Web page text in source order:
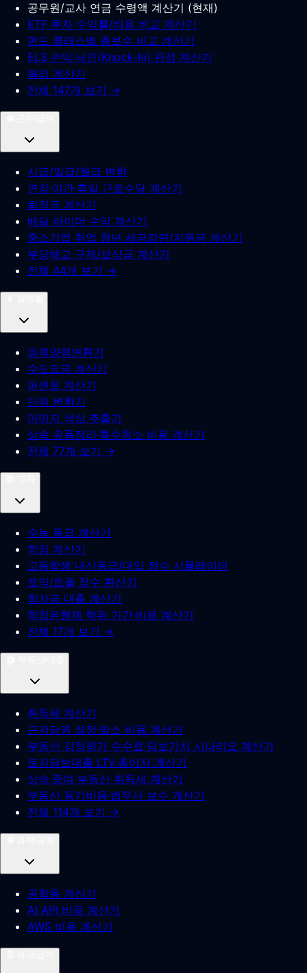
공무원/교사 연금 수령액 계산기 (현재)
ETF 투자 수익률/비용 비교 계산기
펀드 클래스별 총보수 비교 계산기
ELS 손익·낙인(Knock-In) 판정 계산기
복리 계산기
전체 147개 보기 →
시급/일급/월급 변환
연장·야간·휴일 근로수당 계산기
퇴직금 계산기
배달 라이더 수익 계산기
중소기업 취업 청년 세금감면/지원금 계산기
부당해고 구제/보상금 계산기
전체 44개 보기 →
음력양력변환기
수도요금 계산기
퍼센트 계산기
단위 변환기
이미지 색상 추출기
상속 유품정리·특수청소 비용 계산기
전체 77개 보기 →
수능 등급 계산기
학점 계산기
고등학생 내신등급/대입 점수 시뮬레이터
토익/토플 점수 환산기
학자금 대출 계산기
학점은행제 학위 기간·비용 계산기
전체 17개 보기 →
취득세 계산기
근저당권 설정·말소 비용 계산기
부동산 감정평가 수수료·담보가치 시나리오 계산기
토지담보대출 LTV·총이자 계산기
상속·증여 부동산 취득세 계산기
부동산 등기비용·법무사 보수 계산기
전체 114개 보기 →
공학용 계산기
AI API 비용 계산기
AWS 비용 계산기